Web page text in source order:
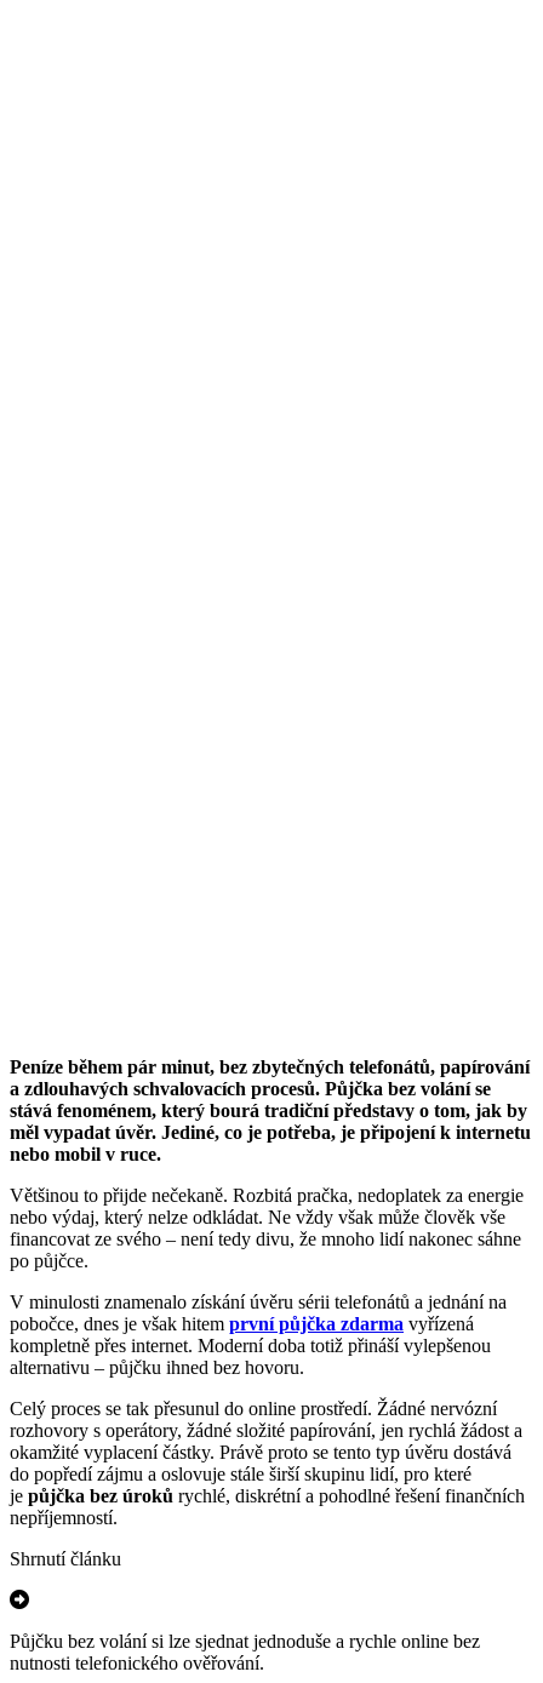
Peníze během pár minut, bez zbytečných telefonátů, papírování
a zdlouhavých schvalovacích procesů. Půjčka bez volání se
stává fenoménem, který bourá tradiční představy o tom, jak by
měl vypadat úvěr. Jediné, co je potřeba, je připojení k internetu
nebo mobil v ruce.
Většinou to přijde nečekaně. Rozbitá pračka, nedoplatek za energie
nebo výdaj, který nelze odkládat. Ne vždy však může člověk vše
financovat ze svého – není tedy divu, že mnoho lidí nakonec sáhne
po půjčce.
V minulosti znamenalo získání úvěru sérii telefonátů a jednání na
pobočce, dnes je však hitem první půjčka zdarma vyřízená
kompletně přes internet. Moderní doba totiž přináší vylepšenou
alternativu – půjčku ihned bez hovoru.
Celý proces se tak přesunul do online prostředí. Žádné nervózní
rozhovory s operátory, žádné složité papírování, jen rychlá žádost a
okamžité vyplacení částky. Právě proto se tento typ úvěru dostává
do popředí zájmu a oslovuje stále širší skupinu lidí, pro které
je půjčka bez úroků rychlé, diskrétní a pohodlné řešení finančních
nepříjemností.
Shrnutí článku
Půjčku bez volání si lze sjednat jednoduše a rychle online bez
nutnosti telefonického ověřování.